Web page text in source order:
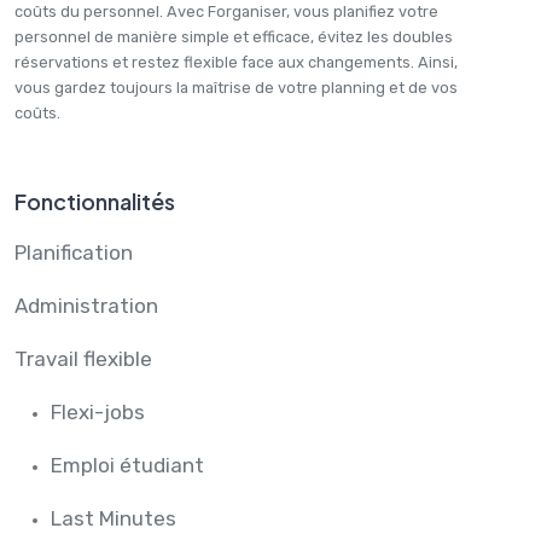
coûts du personnel. Avec Forganiser, vous planifiez votre
personnel de manière simple et efficace, évitez les doubles
réservations et restez flexible face aux changements. Ainsi,
vous gardez toujours la maîtrise de votre planning et de vos
coûts.
Fonctionnalités
Planification
Administration
Travail flexible
Flexi-jobs
Emploi étudiant
Last Minutes